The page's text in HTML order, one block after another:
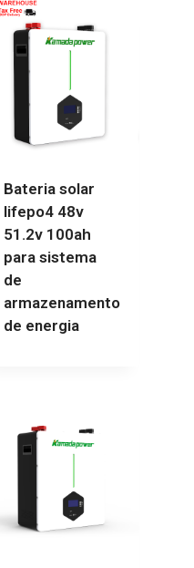
Bateria solar
lifepo4 48v
51.2v 100ah
para sistema
de
armazenamento
de energia